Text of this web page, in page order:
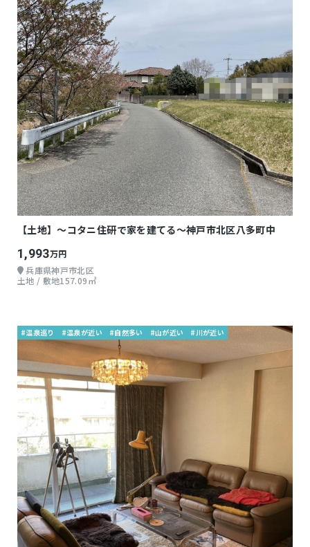
【土地】～コタニ住研で家を建てる～神戸市北区八多町中
1,993万円
兵庫県神戸市北区
土地 / 敷地157.09㎡
#温泉巡り #温泉が近い #自然多い #山が近い #川が近い